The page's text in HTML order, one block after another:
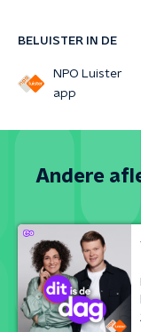
BELUISTER IN DE
NPO Luister
app
Andere